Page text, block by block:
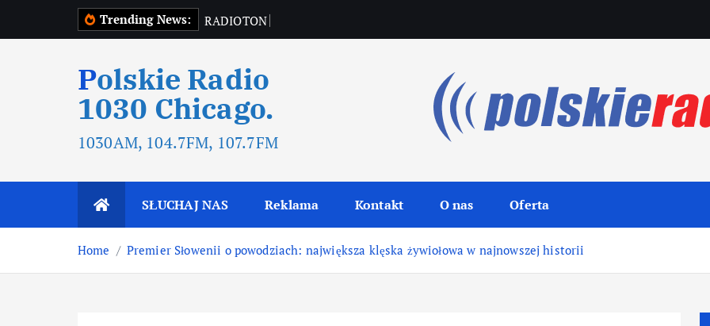
Trending News: RADIOTON
Polskie Radio
1030 Chicago.
1030AM, 104.7FM, 107.7FM
SŁUCHAJ NAS Reklama Kontakt O nas Oferta
Home Premier Słowenii o powodziach: największa klęska żywiołowa w najnowszej historii